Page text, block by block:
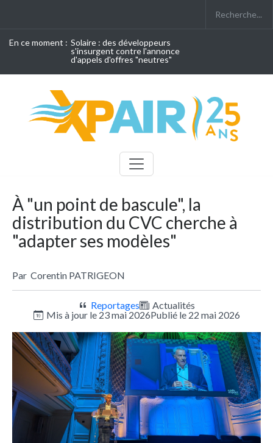
En ce moment : Solaire : des développeurs
s'insurgent contre l'annonce
d'appels d'offres "neutres"
À "un point de bascule", la
distribution du CVC cherche à
"adapter ses modèles"
Par Corentin PATRIGEON
Reportages
Actualités
Mis à jour le 23 mai 2026Publié le 22 mai 2026